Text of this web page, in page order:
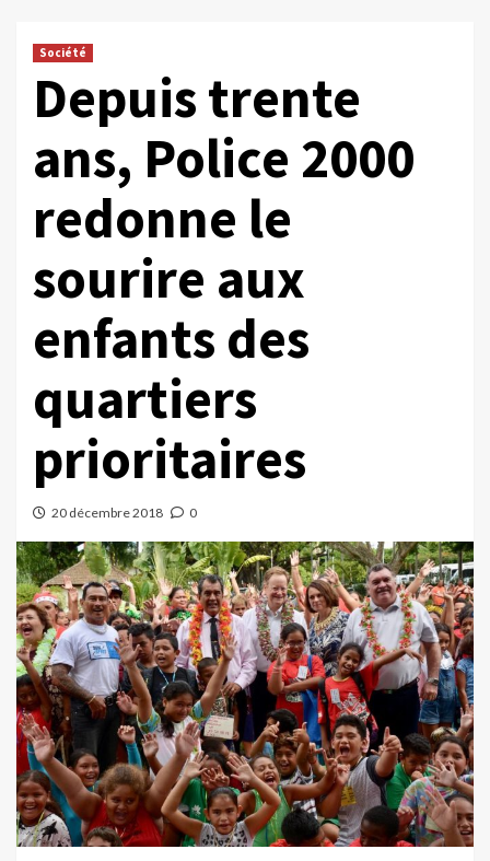
Société
Depuis trente
ans, Police 2000
redonne le
sourire aux
enfants des
quartiers
prioritaires
20 décembre 2018 0